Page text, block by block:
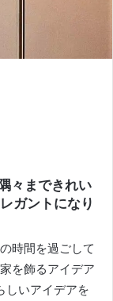
々まできれい
ガントになり
時間を過ごして
家を飾るアイデア
しいアイデアを